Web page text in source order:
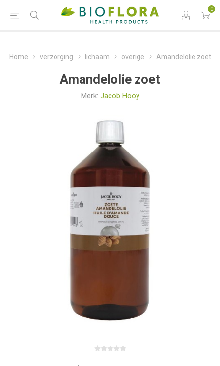
0
Home verzorging lichaam overige Amandelolie zoet
Amandelolie zoet
Merk: Jacob Hooy